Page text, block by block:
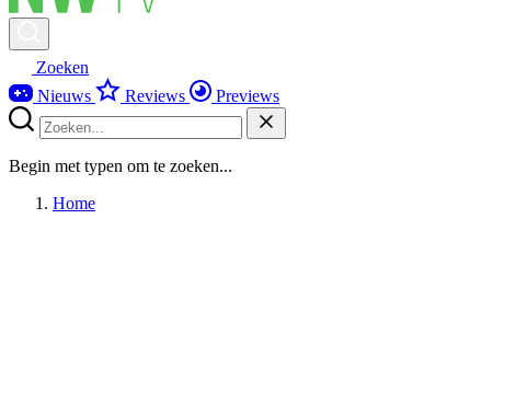
Zoeken
Nieuws
Reviews Previews
Begin met typen om te zoeken...
Home